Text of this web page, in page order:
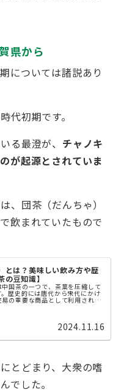
県から
については諸説あり
代初期です。
る最澄が、 チャノキ
が起源とされていま
、団茶（だんちゃ）
飲まれていたもので
とは？美味しい飲み方や歴
豆知識】
国茶の一つで、茶葉を圧縮して
歴史的には唐代から宋代にかけ
の重要な商品として利用されて
は、団茶（だんちゃ）の歴史や起
2024.11.16
とどまり、大衆の嗜
でした。